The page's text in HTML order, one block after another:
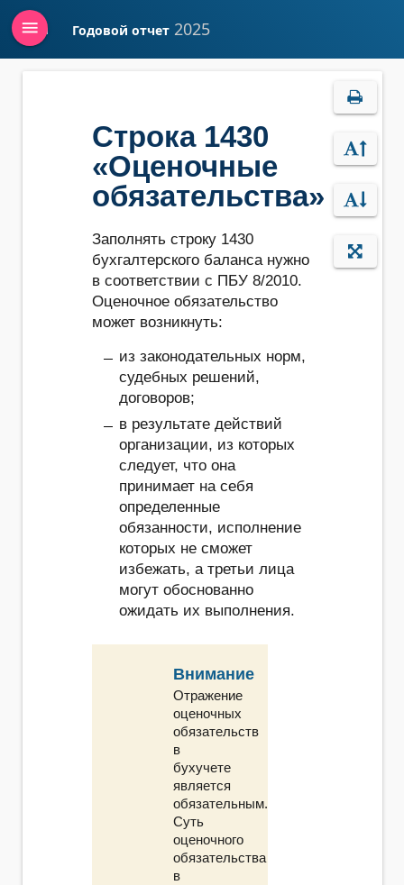
Войти Годовой отчет 2025
menu
Строка 1430
«Оценочные
обязательства»
Заполнять строку 1430
бухгалтерского баланса нужно
в соответствии с ПБУ 8/2010.
Оценочное обязательство
может возникнуть:
из законодательных норм,
судебных решений,
договоров;
в результате действий
организации, из которых
следует, что она
принимает на себя
определенные
обязанности, исполнение
которых не сможет
избежать, а третьи лица
могут обоснованно
ожидать их выполнения.
Внимание
Отражение
оценочных
обязательств
в
бухучете
является
обязательным.
Суть
оценочного
обязательства
в